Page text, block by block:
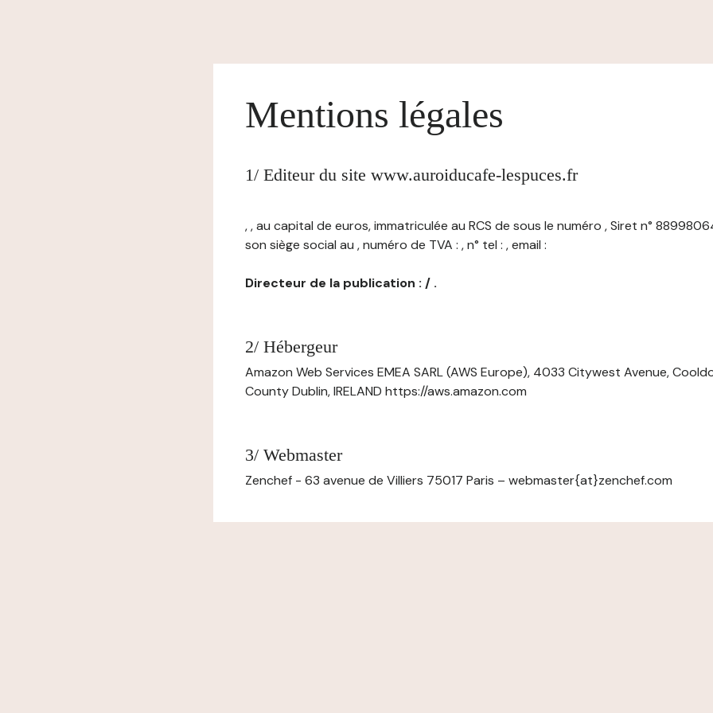
Mentions légales
1/ Editeur du site www.auroiducafe-lespuces.fr
, , au capital de euros, immatriculée au RCS de sous le numéro , Siret n°
son siège social au , numéro de TVA : , n° tel : , email :
Directeur de la publication : / .
2/ Hébergeur
Amazon Web Services EMEA SARL (AWS Europe), 4033 Citywest Avenue,
County Dublin, IRELAND https://aws.amazon.com
3/ Webmaster
Zenchef - 63 avenue de Villiers 75017 Paris – webmaster{at}zenchef.com